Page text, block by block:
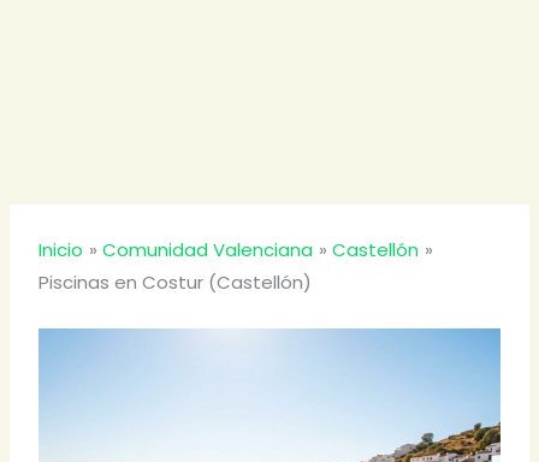
Inicio Comunidad Valenciana
Castellón
Piscinas en Costur (Castellón)